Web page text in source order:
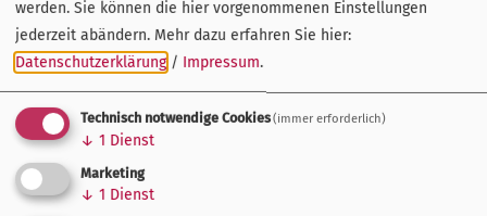
Bewerbung der Clips über die Website www.die-
fraenkischen-staedte.de sowie den
Instagram-Kanal von FrankenTourismus.
Besonders hervorzuheben ist der zeitgemäße Aspekt des
Städten wird authentisch und ehrlich präsentiert, auf
werden. Sie können die hier vorgenommenen Einstellungen
jederzeit abändern. Mehr dazu erfahren Sie hier:
Datenschutzerklärung / Impressum.
Technisch notwendige Cookies(immer erforderlich)
↓ 1 Dienst
Marketing
↓ 1 Dienst